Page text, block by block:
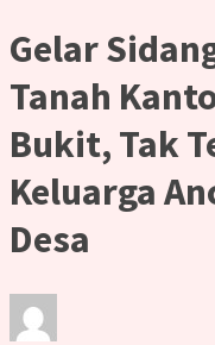
Gelar
Tanah
Bukit, Tak
Keluarga
Desa